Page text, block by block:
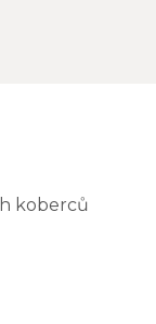
koberců